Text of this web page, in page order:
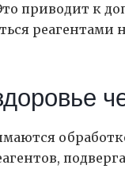
приводит к
реагентами